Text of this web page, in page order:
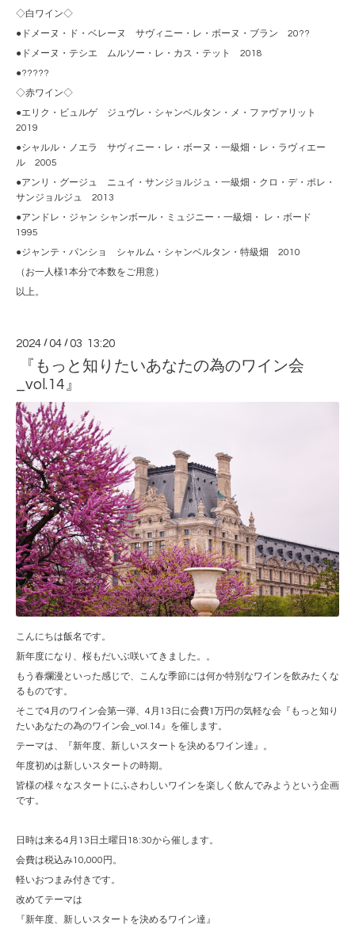
◇白ワイン◇
●ドメーヌ・ド・ベレーヌ サヴィニー・レ・ボーヌ・ブラン 20??
●ドメーヌ・テシエ ムルソー・レ・カス・テット 2018
●?????
◇赤ワイン◇
●エリク・ビュルゲ ジュヴレ・シャンベルタン・メ・ファヴァリット
2019
●シャルル・ノエラ サヴィニー・レ・ボーヌ・一級畑・レ・ラヴィエー
ル 2005
●アンリ・グージュ ニュイ・サンジョルジュ・一級畑・クロ・デ・ポレ・
サンジョルジュ 2013
●アンドレ・ジャン シャンボール・ミュジニー・一級畑・ レ・ボード
1995
●ジャンテ・パンショ シャルム・シャンベルタン・特級畑 2010
（お一人様1本分で本数をご用意）
以上。
2024 /04 /03 13:20
『もっと知りたいあなたの為のワイン会
_vol.14』
こんにちは飯名です。
新年度になり、桜もだいぶ咲いてきました。。
もう春爛漫といった感じで、こんな季節には何か特別なワインを飲みたくな
るものです。
そこで4月のワイン会第一弾、4月13日に会費1万円の気軽な会『もっと知り
たいあなたの為のワイン会_vol.14』を催します。
テーマは、『新年度、新しいスタートを決めるワイン達』。
年度初めは新しいスタートの時期。
皆様の様々なスタートにふさわしいワインを楽しく飲んでみようという企画
です。
日時は来る4月13日土曜日18:30から催します。
会費は税込み10,000円。
軽いおつまみ付きです。
改めてテーマは
『新年度、新しいスタートを決めるワイン達』